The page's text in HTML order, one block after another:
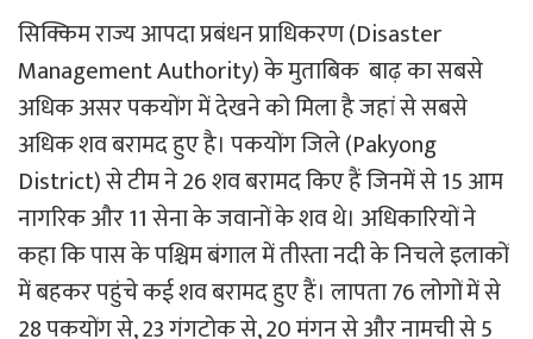
सिक्किम राज्य आपदा प्रबंधन प्राधिकरण (Disaster
Management Authority)के मुताबिक बाढ़ का सबसे
अधिक असर पकयोंग में देखने को मिला है जहां से सबसे
अधिक शव बरामद हुए है। पकयोंग जिले (Pakyong
District)से टीम ने 26 शव बरामद किए हैं जिनमें से 15 आम
नागरिक और 11 सेना के जवानों के शव थे। अधिकारियों ने
कहा कि पास के पश्चिम बंगाल में तीस्ता नदी के निचले इलाकों
में बहकर पहुंचे कई शव बरामद हुए हैं। लापता 76 लोगों में से
28 पकयोंग से, 23 गंगटोक से, 20 मंगन से और नामची से 5